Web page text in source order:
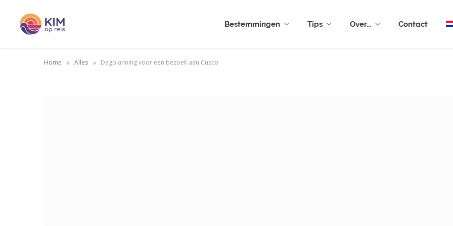
Bestemmingen Tips Over… Contact
Home » Alles » Dagplanning voor een bezoek aan Cusco